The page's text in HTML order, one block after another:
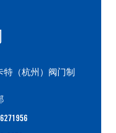
特（杭州）阀门制